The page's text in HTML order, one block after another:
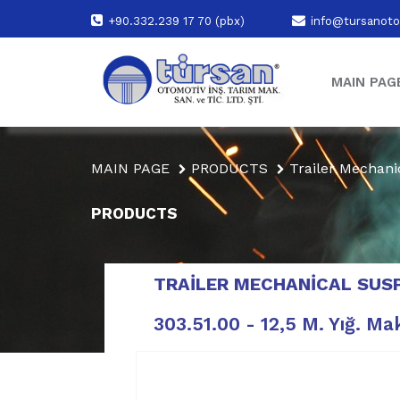
+90.332.239 17 70 (pbx)
MAIN
MAIN PAGE PRODUCTS Trailer
PRODUCTS
TRAILER MECHANICAL
303.51.00 - 12,5 M. Yığ.